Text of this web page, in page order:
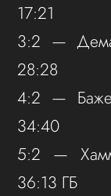
17:21
3:2 —
28:28
4:2 —
34:40
5:2 —
36:13 ГБ